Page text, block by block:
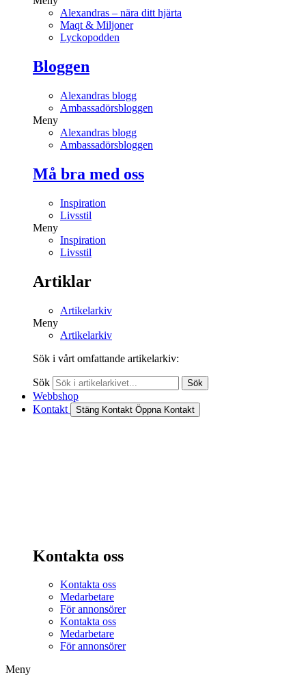
Alexandras – nära ditt hjärta
Maqt & Miljoner
Lyckopodden
Bloggen
Alexandras blogg
Ambassadörsbloggen
Meny
Alexandras blogg
Ambassadörsbloggen
Må bra med oss
Inspiration
Livsstil
Meny
Inspiration
Livsstil
Artiklar
Artikelarkiv
Meny
Artikelarkiv
Sök i vårt omfattande artikelarkiv:
Sök Sök
Webbshop
Kontakt
Stäng Kontakt Öppna Kontakt
Kontakta oss
Kontakta oss
Medarbetare
För annonsörer
Kontakta oss
Medarbetare
För annonsörer
Meny